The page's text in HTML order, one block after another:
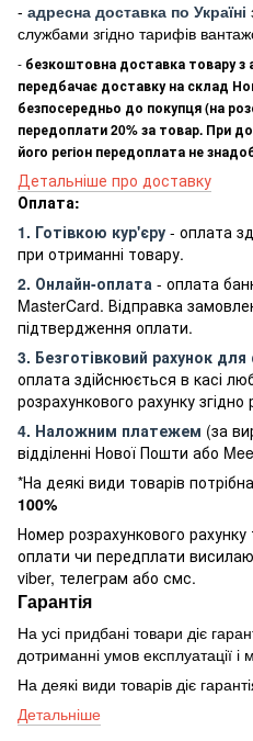
- адресна доставка по Україні
службами згідно тарифів
- безкоштовна доставка товару
передбачає доставку на склад
безпосередньо до покупця (на
передоплати 20% за товар. При
його регіон передоплата не
Детальніше про доставку
Оплата:
1. Готівкою кур'єру - оплата
при отриманні товару.
2. Онлайн-оплата - оплата
MasterCard. Відправка
підтвердження оплати.
3. Безготівковий рахунок
оплата здійснюється в касі
розрахункового рахунку згідно
4. Наложним платежем (за
відділенні Нової Пошти або
*На деякі види товарів
100%
Номер розрахункового
оплати чи передплати
viber, телеграм або смс.
Гарантія
На усі придбані товари діє
дотриманні умов експлуатації і
На деякі види товарів діє
Детальніше